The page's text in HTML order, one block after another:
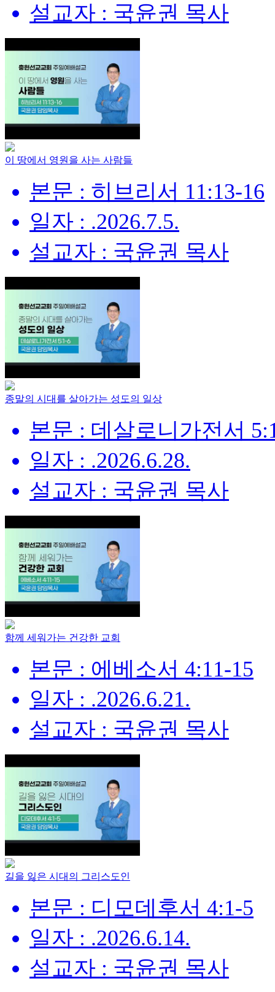
설교자 : 국윤권 목사
이 땅에서 영원을 사는 사람들
본문 : 히브리서 11:13-16
일자 : .2026.7.5.
설교자 : 국윤권 목사
종말의 시대를 살아가는 성도의 일상
본문 : 데살로니가전서
일자 : .2026.6.28.
설교자 : 국윤권 목사
함께 세워가는 건강한 교회
본문 : 에베소서 4:11-15
일자 : .2026.6.21.
설교자 : 국윤권 목사
길을 잃은 시대의 그리스도인
본문 : 디모데후서 4:1-5
일자 : .2026.6.14.
설교자 : 국윤권 목사